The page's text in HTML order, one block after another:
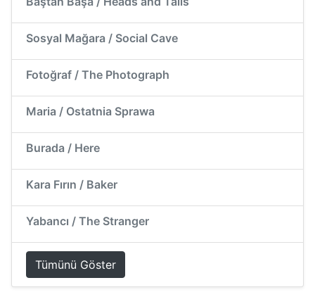
Sosyal Mağara / Social Cave
Fotoğraf / The Photograph
Maria / Ostatnia Sprawa
Burada / Here
Kara Fırın / Baker
Yabancı / The Stranger
Tümünü Göster